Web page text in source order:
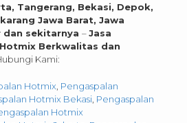
Tangerang, Bekasi, Depok,
Jawa Barat, Jawa
dan sekitarnya –Jasa
Berkwalitas dan
Kami:
Hotmix Pengaspalan
Hotmix Bekasi Pengaspalan
Hotmix